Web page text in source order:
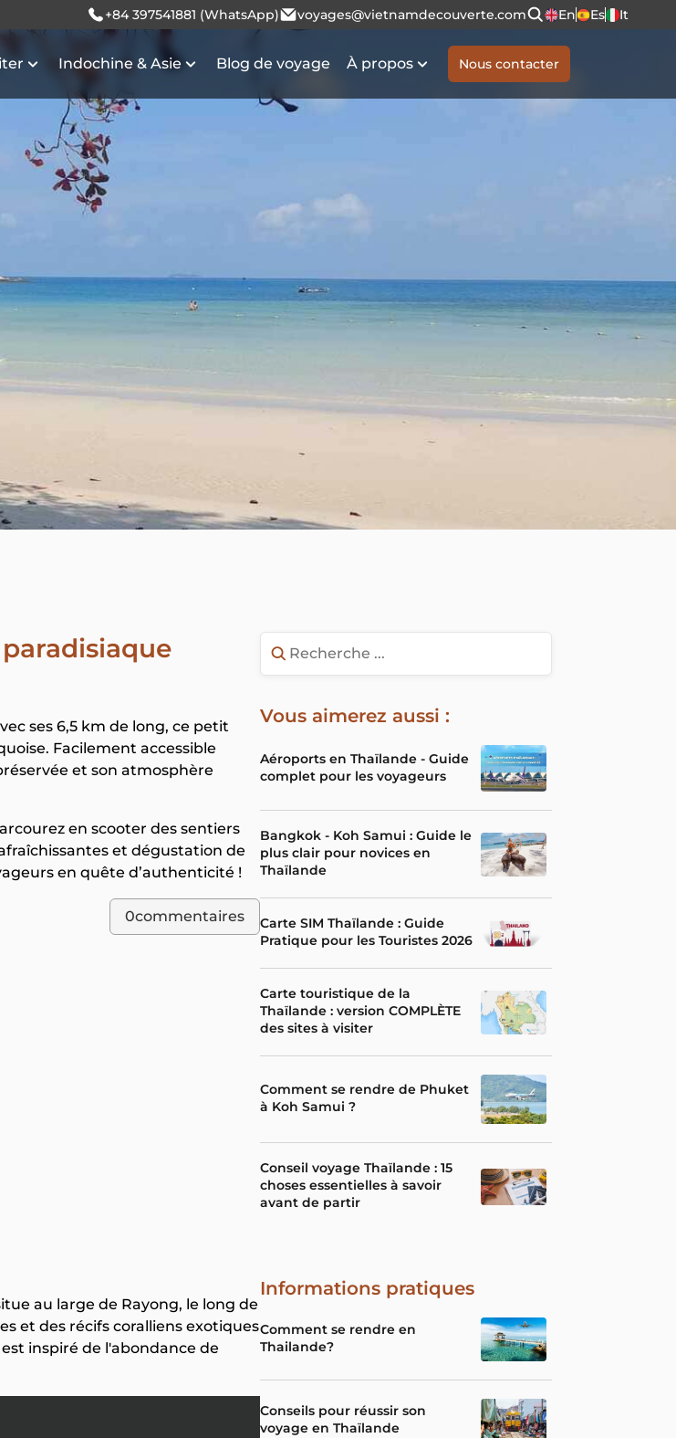
+84 397541881 (WhatsApp) voyages@vietnamdecouverte.com En Es It
Indochine & Asie Blog de voyage À propos Nous contacter
ses 6,5 km de long, ce petit
Facilement accessible
et son atmosphère
en scooter des sentiers
et dégustation de
en quête d’authenticité !
0commentaires
au large de Rayong, le long de
et des récifs coralliens exotiques
inspiré de l'abondance de
Vous aimerez aussi :
Aéroports en Thaïlande - Guide
complet pour les voyageurs
Bangkok - Koh Samui : Guide le
plus clair pour novices en
Thaïlande
Carte SIM Thaïlande : Guide
Pratique pour les Touristes 2026
Carte touristique de la
Thaïlande : version COMPLÈTE
des sites à visiter
Comment se rendre de Phuket
à Koh Samui ?
Conseil voyage Thaïlande : 15
choses essentielles à savoir
avant de partir
Informations pratiques
Comment se rendre en
Thailande?
Conseils pour réussir son
voyage en Thaïlande